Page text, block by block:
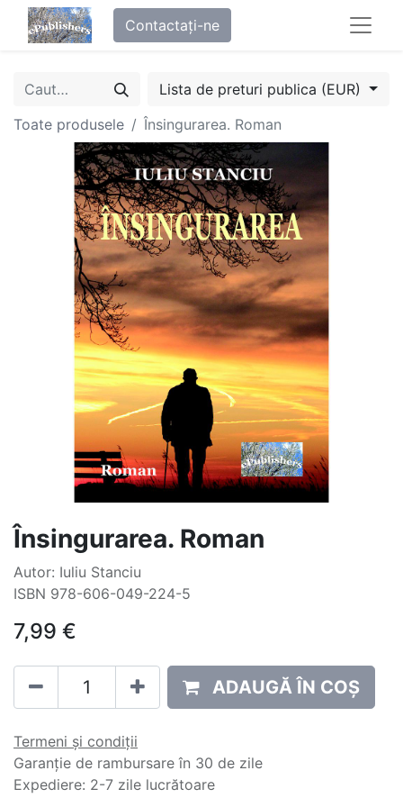
Contactați-ne
Lista de preturi publica (EUR)
Toate produsele
Însingurarea. Roman
Însingurarea. Roman
Autor: Iuliu Stanciu
ISBN 978-606-049-224-5
7,99 €
ADAUGĂ ÎN COȘ
Termeni și condiții
Garanție de rambursare în 30 de zile
Expediere: 2-7 zile lucrătoare